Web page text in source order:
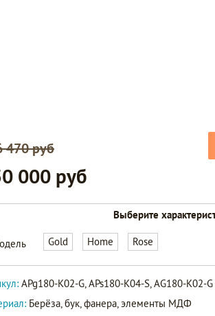
470 руб
000 руб
Выберите
Gold Home
Rose
APs180-
K04-S
AG180-
K02-G
APg180-K02-G, APs180-K04-S, AG180-K02-G
Берёза, бук, фанера, элементы МДФ